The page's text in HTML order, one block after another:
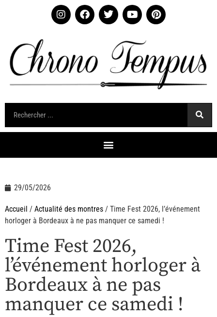
29/05/2026
Accueil / Actualité des montres / Time Fest 2026, l’événement
horloger à Bordeaux à ne pas manquer ce samedi !
Time Fest 2026,
l’événement horloger à
Bordeaux à ne pas
manquer ce samedi !